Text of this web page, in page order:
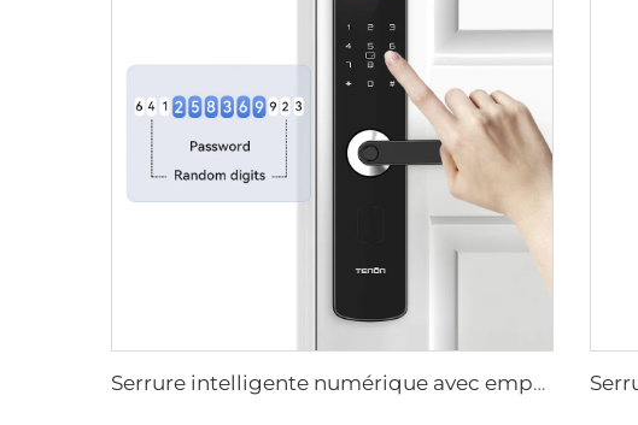
Serrure intelligente numérique avec empreinte digitale, levier, anneau, carte à puce Tenon E3